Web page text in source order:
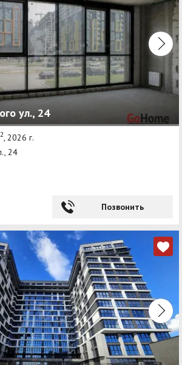
ул., 24
2, 2026 г.
24
Позвонить